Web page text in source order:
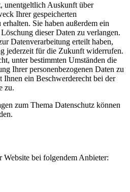
unentgeltlich Auskunft über
Ihrer gespeicherten
Sie haben außerdem ein
dieser Daten zu verlangen.
Datenverarbeitung erteilt haben,
jederzeit für die Zukunft widerrufen.
unter bestimmten Umständen die
Ihrer personenbezogenen Daten zu
Ihnen ein Beschwerderecht bei der
zu.
zum Thema Datenschutz können
Website bei folgendem Anbieter: